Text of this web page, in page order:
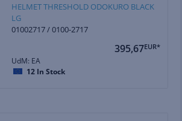
HELMET THRESHOLD ODOKURO BLACK
LG
01002717 / 0100-2717
395,67EUR*
UdM: EA
12 In Stock